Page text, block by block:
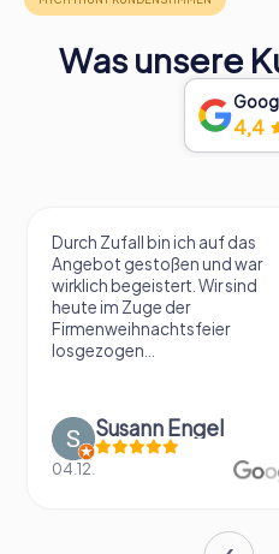
Was unsere
4,4
Durch Zufall bin ich auf das
Angebot gestoßen und war
wirklich begeistert. Wir sind
heute im Zuge der
Firmenweihnachtsfeier
losgezogen...
Susann Engel
04.12.